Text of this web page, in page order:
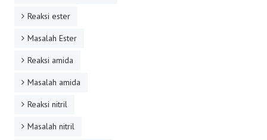
Reaksi ester
Masalah Ester
Reaksi amida
Masalah amida
Reaksi nitril
Masalah nitril